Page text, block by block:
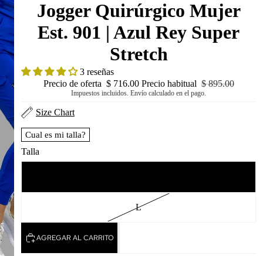
Jogger Quirúrgico Mujer
Est. 901 | Azul Rey Super
Stretch
3 reseñas
Precio de oferta $ 716.00 Precio habitual $ 895.00
Impuestos incluidos. Envío calculado en el pago.
Size Chart
Cual es mi talla?
Talla
L
AGREGAR AL CARRITO